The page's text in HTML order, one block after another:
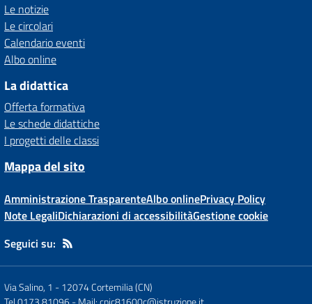
Le notizie
Le circolari
Calendario eventi
Albo online
La didattica
Offerta formativa
Le schede didattiche
I progetti delle classi
Mappa del sito
Amministrazione TrasparenteAlbo onlinePrivacy Policy
Note LegaliDichiarazioni di accessibilitàGestione cookie
Seguici su:
Via Salino, 1 -12074 Cortemilia (CN)